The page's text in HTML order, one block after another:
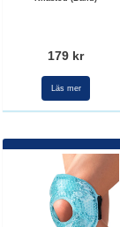
179 kr
Läs mer